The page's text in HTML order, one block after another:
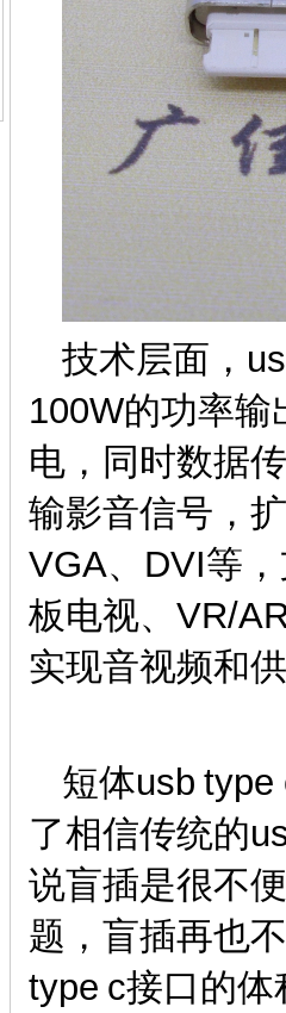
技术层面，
100W的功率
电，同时数据
输影音信号，
VGA、DVI等
板电视、VR/
实现音视频和
短体usb
了相信传统的
说盲插是很不
题，盲插再也
type c接口的